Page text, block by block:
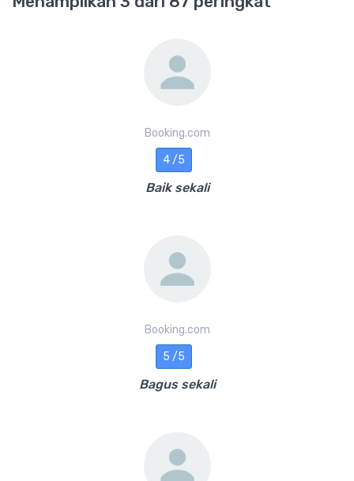
Booking.com
4 /5
Baik sekali
Booking.com
5 /5
Bagus sekali